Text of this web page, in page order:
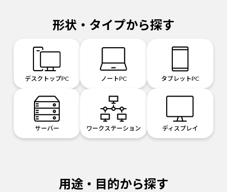
形状・タイプから探す
デスクトップPC ノートPC タブレットPC
サーバー ワークステーション ディスプレイ
用途・目的から探す